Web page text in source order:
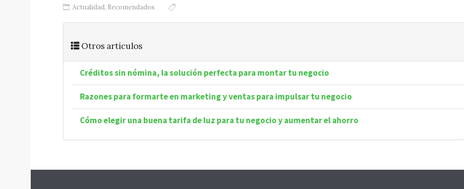
Actualidad, Recomendados
Otros artículos
Créditos sin nómina, la solución perfecta para montar tu negocio
Razones para formarte en marketing y ventas para impulsar tu negocio
Cómo elegir una buena tarifa de luz para tu negocio y aumentar el ahorro